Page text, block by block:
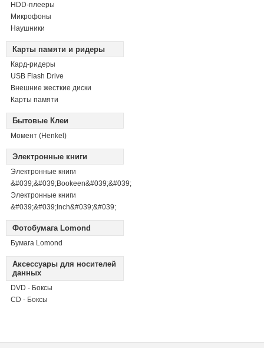
HDD-плееры
Микрофоны
Наушники
Карты памяти и ридеры
Кард-ридеры
USB Flash Drive
Внешние жесткие диски
Карты памяти
Бытовые Клеи
Момент (Henkel)
Электронные книги
Электронные книги
&#039;&#039;Bookeen&#039;&#039;
Электронные книги
&#039;&#039;Inch&#039;&#039;
Фотобумага Lomond
Бумага Lomond
Аксессуары для носителей
данных
DVD - Боксы
CD - Боксы